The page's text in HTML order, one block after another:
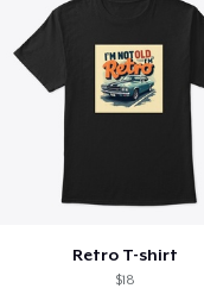
Retro T-shirt
$18